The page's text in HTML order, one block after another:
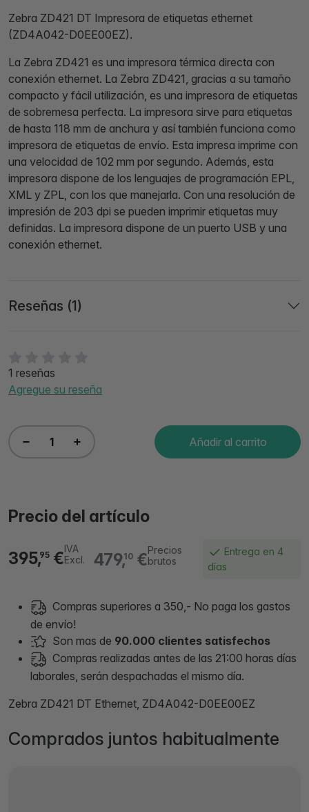
1 reseñas
Agregue su reseña
Añadir al carrito
Precio del artículo
479,10 €Precios
brutos
395,95 €IVA
Excl.
Entrega en 4
días
Compras superiores a 350,- No paga los gastos
de envío!
Son mas de 90.000 clientes satisfechos
Compras realizadas antes de las 21:00 horas días
laborales, serán despachadas el mismo día.
Zebra ZD421 DT Ethernet, ZD4A042-D0EE00EZ
Comprados juntos habitualmente
Zebra ZD421 DT Impresora de etiquetas ethernet
(ZD4A042-D0EE00EZ).
La Zebra ZD421 es una impresora térmica directa con
conexión ethernet. La Zebra ZD421, gracias a su tamaño
compacto y fácil utilización, es una impresora de etiquetas
de sobremesa perfecta. La impresora sirve para etiquetas
de hasta 118 mm de anchura y así también funciona como
impresora de etiquetas de envío. Esta impresa imprime con
una velocidad de 102 mm por segundo. Además, esta
impresora dispone de los lenguajes de programación EPL,
XML y ZPL, con los que manejarla. Con una resolución de
impresión de 203 dpi se pueden imprimir etiquetas muy
definidas. La impresora dispone de un puerto USB y una
conexión ethernet.
Reseñas (1)